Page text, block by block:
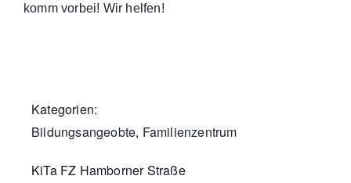
komm vorbei! Wir helfen!
Kategorien:
Bildungsangeobte, Familienzentrum
KiTa FZ Hamborner Straße